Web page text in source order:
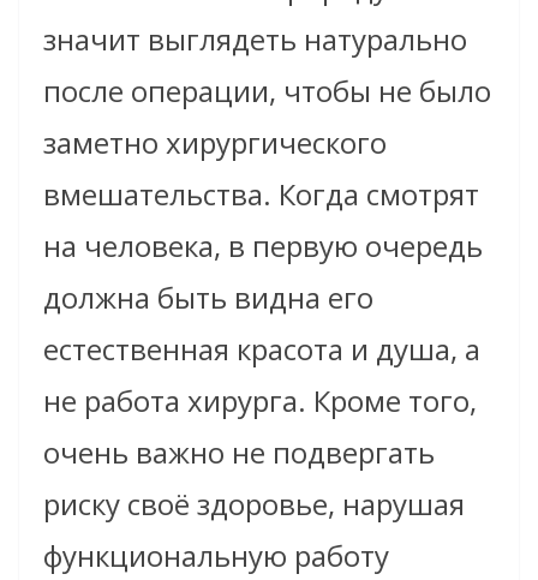
значит выглядеть натурально
после операции, чтобы не было
заметно хирургического
вмешательства. Когда смотрят
на человека, в первую очередь
должна быть видна его
естественная красота и душа, а
не работа хирурга. Кроме того,
очень важно не подвергать
риску своё здоровье, нарушая
функциональную работу